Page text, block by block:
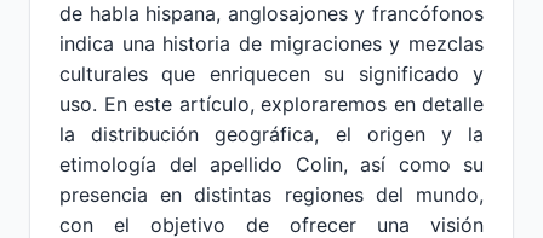
de habla hispana, anglosajones y francófonos
indica una historia de migraciones y mezclas
culturales que enriquecen su significado y
uso. En este artículo, exploraremos en detalle
la distribución geográfica, el origen y la
etimología del apellido Colin, así como su
presencia en distintas regiones del mundo,
con el objetivo de ofrecer una visión